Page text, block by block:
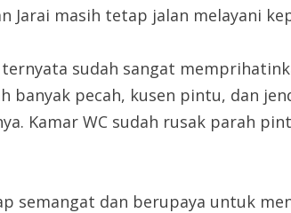
masih tetap jalan melayani
sudah sangat
pecah, kusen pintu, dan
Kamar WC sudah rusak parah
dan berupaya untuk